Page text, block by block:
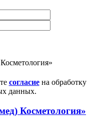
согласиена обработку
данных.
Косметология»